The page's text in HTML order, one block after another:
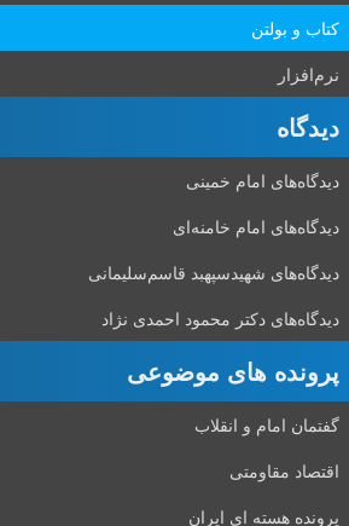
کتاب و بولتن
نرم‌افزار
دیدگاه‌
دیدگاه‌های امام خمینی
دیدگاه‌های امام خامنه‌ای
دیدگاه‌های شهید‌سپهبد قاسم‌سلیمانی
دیدگاه‌های دکتر محمود احمدی نژاد
پرونده های موضوعی
گفتمان امام و انقلاب
اقتصاد مقاومتی
پرونده هسته ای ایران